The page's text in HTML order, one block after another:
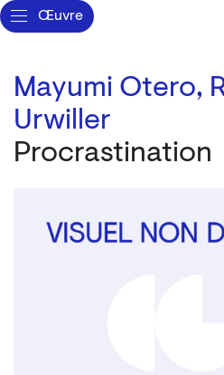
Œuvre
Mayumi Otero,
Urwiller
Procrastination